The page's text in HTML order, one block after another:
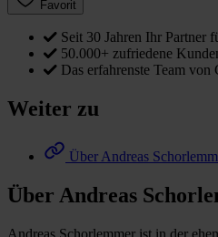
Favorit
Seit 30 Jahren Ihr Partner
50.000+ zufriedene
Das erfahrenste Team von
Weiter zu
Über Andreas
Über Andreas
Andreas Schorlemmer ist in der